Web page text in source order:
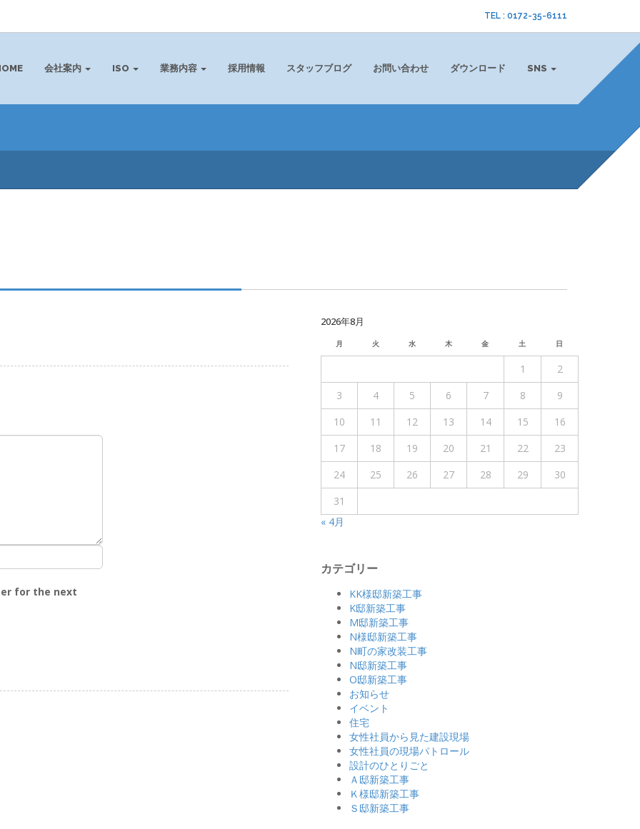
TEL : 0172-35-6111
会社案内 ISO 業務内容 採用情報 スタッフブログ お問い合わせ ダウンロード SNS
for the next
2026年8月
月 火 水 木 金 土 日
1
2
3
4 5 6 7 8
9
10
11 12 13 14 15
16
17
18 19 20 21 22
23
24
25 26 27 28 29
30
31
« 4月
カテゴリー
KK様邸新築工事
K邸新築工事
M邸新築工事
N様邸新築工事
N町の家改装工事
N邸新築工事
O邸新築工事
お知らせ
イベント
住宅
女性社員から見た建設現場
女性社員の現場パトロール
設計のひとりごと
Ａ邸新築工事
Ｋ様邸新築工事
Ｓ邸新築工事